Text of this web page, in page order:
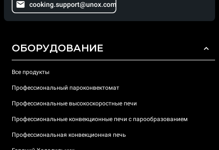
cooking.support@unox.com
ОБОРУДОВАНИЕ
Все продукты
Профессиональный пароконвектомат
Профессиональные высокоскоростные печи
Профессиональные конвекционные печи с парообразованием
Профессиональная конвекционная печь